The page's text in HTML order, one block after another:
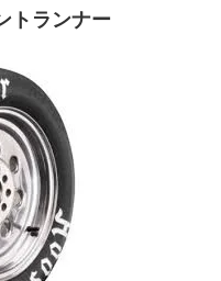
トランナー